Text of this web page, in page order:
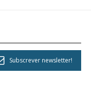
Subscrever newsletter!